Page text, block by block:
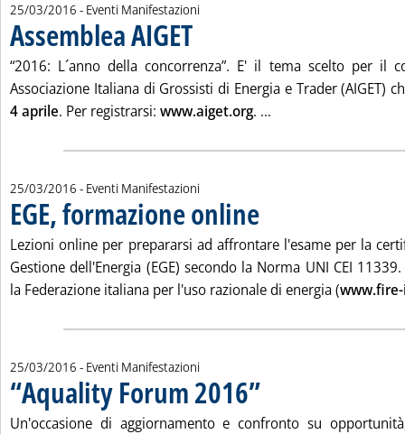
25/03/2016 - Eventi Manifestazioni
Assemblea AIGET. Pubblicata venerdì 25 marzo 2016 alle 15.21.
“2016: L´anno della concorrenza”. E' il tema scelto per il
Associazione Italiana di Grossisti di Energia e Trader (AIGET)
4 aprile. Per registrarsi: www.aiget.org. ...
25/03/2016 - Eventi Manifestazioni
EGE, formazione online
Lezioni online per prepararsi ad affrontare l'esame per la
Gestione dell'Energia (EGE) secondo la Norma UNI CEI
la Federazione italiana per l'uso razionale di energia (
25/03/2016 - Eventi Manifestazioni
“Aquality Forum 2016”. Pubblicata venerdì 25 marzo
Un'occasione di aggiornamento e confronto su